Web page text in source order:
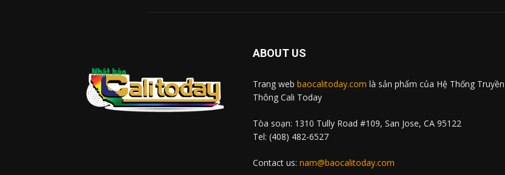
ABOUT US
Trang web baocalitoday.com là sản phẩm của Hệ Thống Truyền
Thông Cali Today
Tòa soạn: 1310 Tully Road #109, San Jose, CA 95122
Tel: (408) 482-6527
Contact us: nam@baocalitoday.com